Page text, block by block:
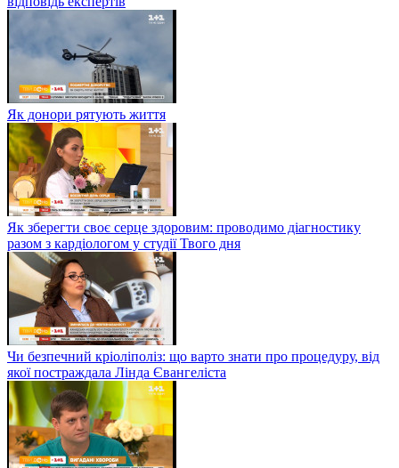
Як донори рятують життя
Як зберегти своє серце здоровим: проводимо діагностику
разом з кардіологом у студії Твого дня
Чи безпечний кріоліполіз: що варто знати про процедуру, від
якої постраждала Лінда Євангеліста